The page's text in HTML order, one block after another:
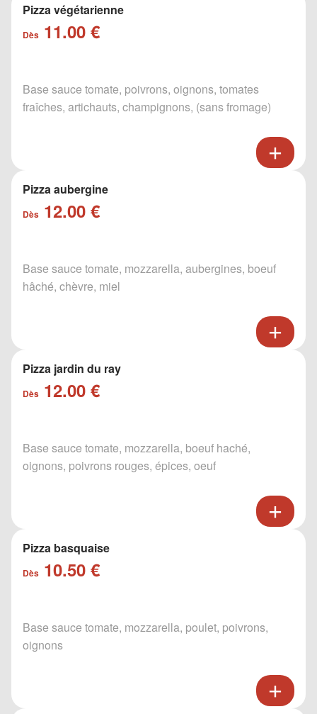
Pizza végétarienne
Dès 11.00 €
Base sauce tomate, poivrons, oignons, tomates
fraîches, artichauts, champignons, (sans fromage)
Pizza aubergine
Dès 12.00 €
Base sauce tomate, mozzarella, aubergines, boeuf
hâché, chèvre, miel
Pizza jardin du ray
Dès 12.00 €
Base sauce tomate, mozzarella, boeuf haché,
oignons, poivrons rouges, épices, oeuf
Pizza basquaise
Dès 10.50 €
Base sauce tomate, mozzarella, poulet, poivrons,
oignons